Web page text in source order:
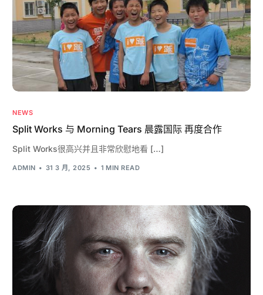
NEWS
Split Works 与 Morning Tears 晨露国际 再度合作
Split Works很高兴并且非常欣慰地看 […]
ADMIN 31 3 月, 2025 1 MIN READ